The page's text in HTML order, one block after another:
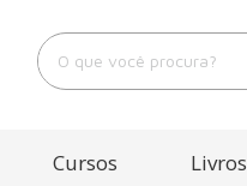
O que você procura?
Cursos Livros